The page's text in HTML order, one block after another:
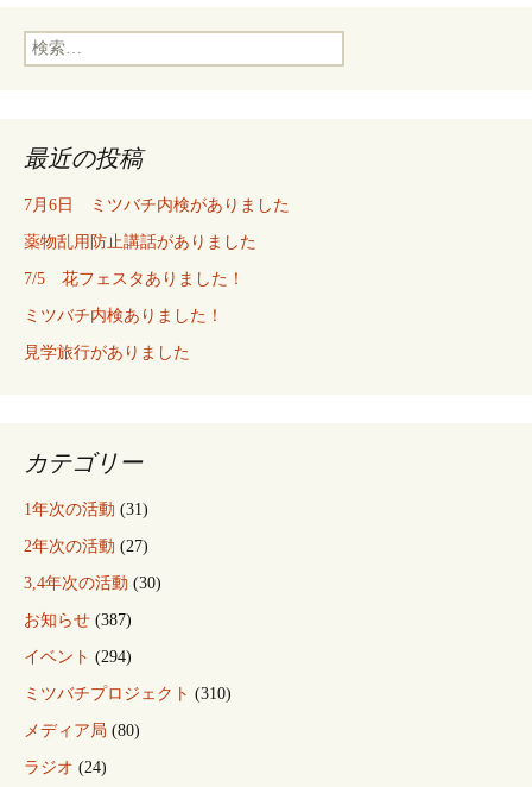
検
索:
最近の投稿
7月6日 ミツバチ内検がありました
薬物乱用防止講話がありました
7/5 花フェスタありました！
ミツバチ内検ありました！
見学旅行がありました
カテゴリー
1年次の活動 (31)
2年次の活動 (27)
3,4年次の活動 (30)
お知らせ (387)
イベント (294)
ミツバチプロジェクト (310)
メディア局 (80)
ラジオ (24)